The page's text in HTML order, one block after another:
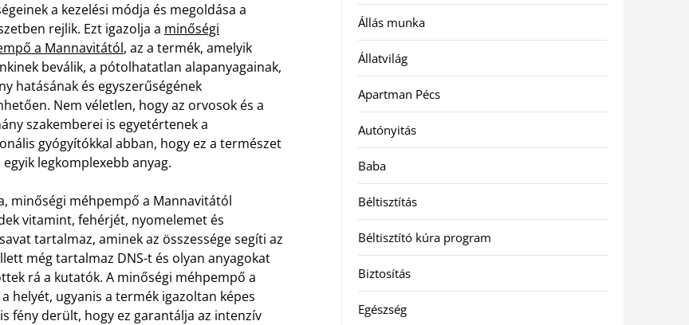
a kezelési módja és megoldása a
rejlik. Ezt igazolja a minőségi
a Mannavitától, az a termék, amelyik
beválik, a pótolhatatlan alapanyagainak,
hatásának és egyszerűségének
Nem véletlen, hogy az orvosok és a
szakemberei is egyetértenek a
gyógyítókkal abban, hogy ez a természet
legkomplexebb anyag.
minőségi méhpempő a Mannavitától
vitamint, fehérjét, nyomelemet és
tartalmaz, aminek az összessége segíti az
még tartalmaz DNS-t és olyan anyagokat
rá a kutatók. A minőségi méhpempő a
helyét, ugyanis a termék igazoltan képes
fény derült, hogy ez garantálja az intenzív
Állás munka
Állatvilág
Apartman Pécs
Autónyitás
Baba
Béltisztítás
Béltisztító kúra program
Biztosítás
Egészség